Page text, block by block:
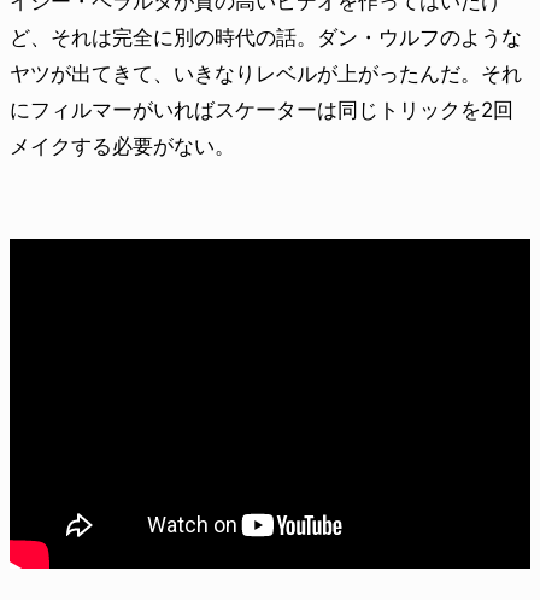
ど、それは完全に別の時代の話。ダン・ウルフのような
ヤツが出てきて、いきなりレベルが上がったんだ。それ
にフィルマーがいればスケーターは同じトリックを2回
メイクする必要がない。